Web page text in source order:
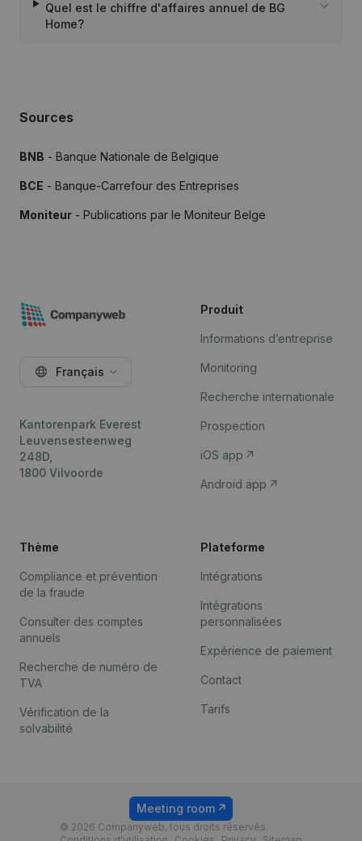
Quel est le chiffre d'affaires annuel de BG
Home?
Sources
BNB - Banque Nationale de Belgique
BCE - Banque-Carrefour des Entreprises
Moniteur - Publications par le Moniteur Belge
Français
Kantorenpark Everest
Leuvensesteenweg
248D,
1800 Vilvoorde
Produit
Informations d’entreprise
Monitoring
Recherche internationale
Prospection
iOS app
Android app
Thème
Compliance et prévention
de la fraude
Consulter des comptes
annuels
Recherche de numéro de
TVA
Vérification de la
solvabilité
Plateforme
Intégrations
Intégrations
personnalisées
Expérience de paiement
Contact
Tarifs
© 2026 Companyweb, tous droits réservés.
Meeting room